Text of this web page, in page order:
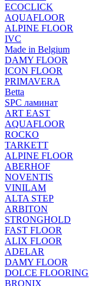
ECOCLICK
AQUAFLOOR
ALPINE FLOOR
IVC
Made in Belgium
DAMY FLOOR
ICON FLOOR
PRIMAVERA
Betta
SPC ламинат
ART EAST
AQUAFLOOR
ROCKO
TARKETT
ALPINE FLOOR
ABERHOF
NOVENTIS
VINILAM
ALTA STEP
ARBITON
STRONGHOLD
FAST FLOOR
ALIX FLOOR
ADELAR
DAMY FLOOR
DOLCE FLOORING
BRONIX